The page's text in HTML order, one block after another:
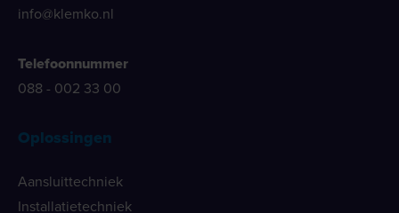
info@klemko.nl
Telefoonnummer
088 - 002 33 00
Oplossingen
Aansluittechniek
Installatietechniek